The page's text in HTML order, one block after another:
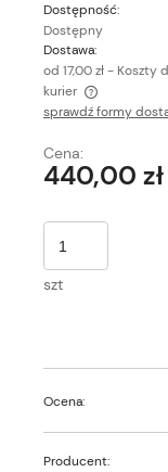
Dostępność:
Dostępny
Dostawa:
od 17,00 zł- Koszty
kurier
Cena nie
sprawdź formy
Cena:
440,00 zł
szt
Ocena:
Producent: